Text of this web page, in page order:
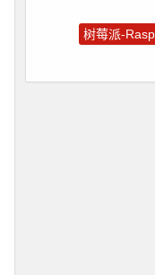
电
树莓派-